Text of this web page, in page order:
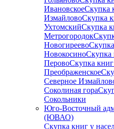
ИвановскоеСкупка
ИзмайловоСкупка
УхтомскийСкупка
Метрогородок
Новогиреево
НовокосиноСкупка
ПеровоСкупка
Преображенское
Северное
Соколиная гора
Сокольники
Юго-Восточный
(ЮВАО)
Скупка книг у